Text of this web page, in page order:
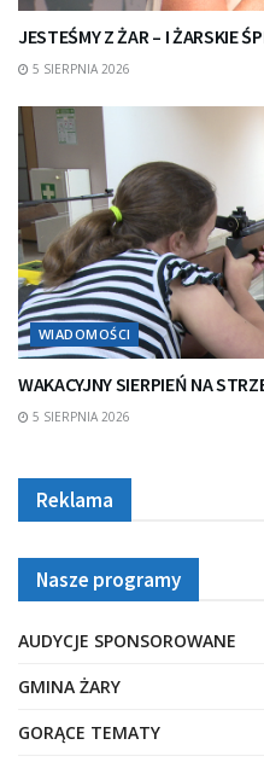
JESTEŚMY Z ŻAR – I ŻARSKIE
5 SIERPNIA 2026
WIADOMOŚCI
WAKACYJNY SIERPIEŃ NA
5 SIERPNIA 2026
Reklama
Nasze programy
AUDYCJE SPONSOROWANE
GMINA ŻARY
GORĄCE TEMATY